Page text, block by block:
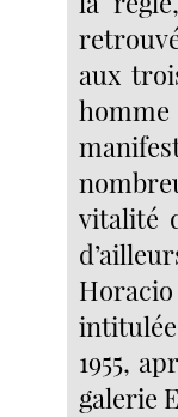
aux
homme
vitalité
1955,
galerie